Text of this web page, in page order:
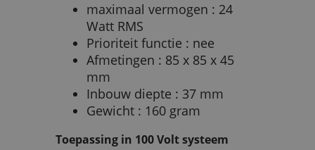
maximaal vermogen : 24
Watt RMS
Prioriteit functie : nee
Afmetingen : 85 x 85 x 45
mm
Inbouw diepte : 37 mm
Gewicht : 160 gram
Toepassing in 100 Volt systeem